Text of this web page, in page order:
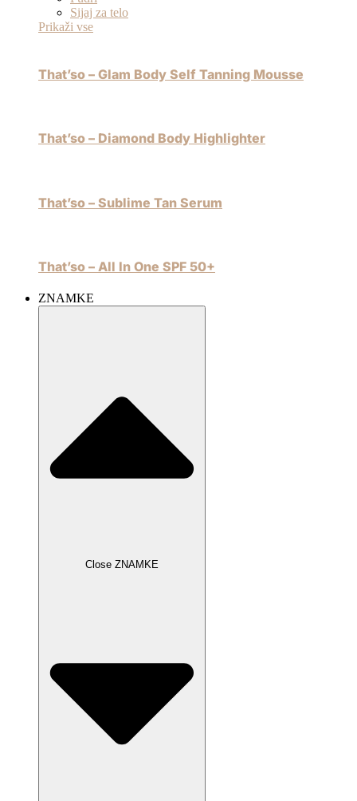
Sijaj za telo
Prikaži vse
That’so – Glam Body Self Tanning Mousse
That’so – Diamond Body Highlighter
That’so – Sublime Tan Serum
That’so – All In One SPF 50+
ZNAMKE
Close ZNAMKE